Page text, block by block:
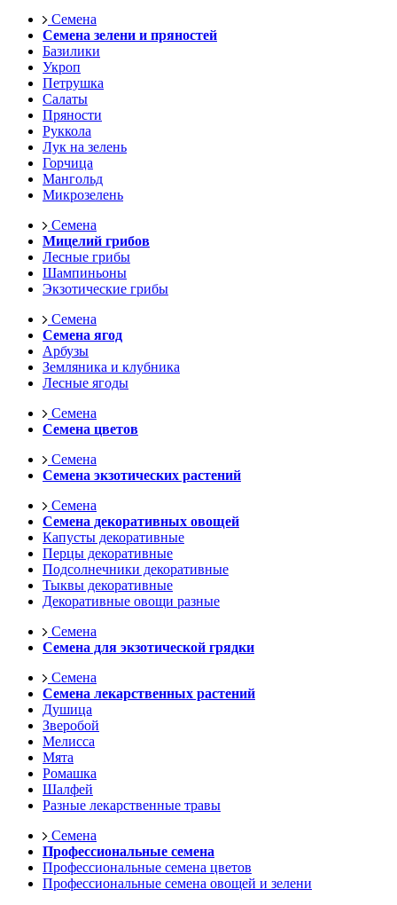
Семена
Семена зелени и пряностей
Базилики
Укроп
Петрушка
Салаты
Пряности
Руккола
Лук на зелень
Горчица
Мангольд
Микрозелень
Семена
Мицелий грибов
Лесные грибы
Шампиньоны
Экзотические грибы
Семена
Семена ягод
Арбузы
Земляника и клубника
Лесные ягоды
Семена
Семена цветов
Семена
Семена экзотических растений
Семена
Семена декоративных овощей
Капусты декоративные
Перцы декоративные
Подсолнечники декоративные
Тыквы декоративные
Декоративные овощи разные
Семена
Семена для экзотической грядки
Семена
Семена лекарственных растений
Душица
Зверобой
Мелисса
Мята
Ромашка
Шалфей
Разные лекарственные травы
Семена
Профессиональные семена
Профессиональные семена цветов
Профессиональные семена овощей и зелени